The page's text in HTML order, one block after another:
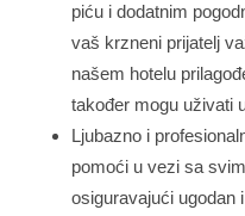
piću i dodatnim
vaš krzneni prijatelj
našem hotelu
također mogu uživati
Ljubazno i
pomoći u vezi sa
osiguravajući ugodan